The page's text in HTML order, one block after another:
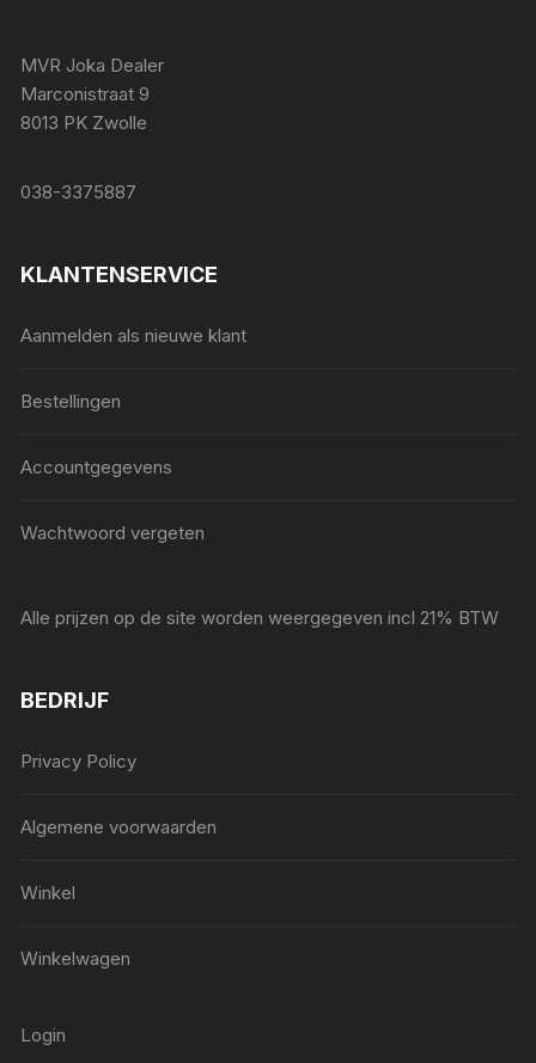
MVR Joka Dealer
Marconistraat 9
8013 PK Zwolle
038-3375887
KLANTENSERVICE
Aanmelden als nieuwe klant
Bestellingen
Accountgegevens
Wachtwoord vergeten
Alle prijzen op de site worden weergegeven incl 21% BTW
BEDRIJF
Privacy Policy
Algemene voorwaarden
Winkel
Winkelwagen
Login